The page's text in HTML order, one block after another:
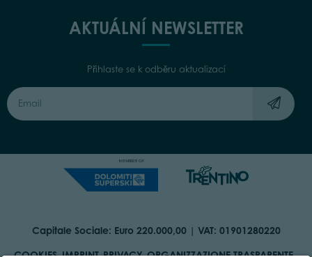
AKTUÁLNÍ NEWSLETTER
Přihlaste se k odběru aktualizací
Capitale Sociale: Euro 220.000,00 | VAT: 01901280220
COOKIES IMPRINT PRIVACY ORGANIZZAZIONE TRASPARENTE